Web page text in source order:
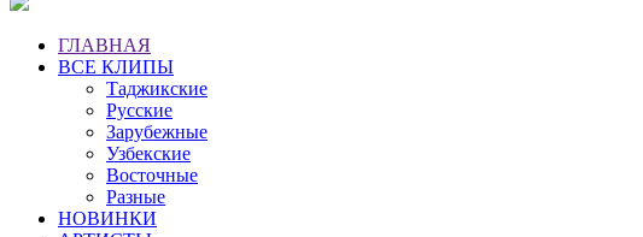
ГЛАВНАЯ
ВСЕ КЛИПЫ
Таджикские
Русские
Зарубежные
Узбекские
Восточные
Разные
НОВИНКИ